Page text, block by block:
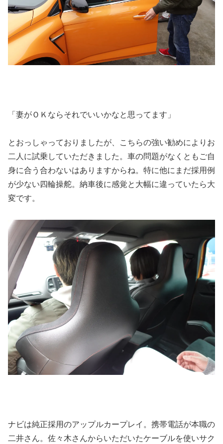
「妻がＯＫならそれでいいかなと思ってます」
とおっしゃっておりましたが、こちらの強い勧めによりお
二人に試乗していただきました。車の問題がなくともご自
身に合う合わないはありますからね。特に他にまだ採用例
が少ない四輪操舵。納車後に感覚と大幅に違っていたら大
変です。
ナビは純正採用のアップルカープレイ。携帯電話が本職の
二井さん。佐々木さんからいただいたケーブルを使いサク